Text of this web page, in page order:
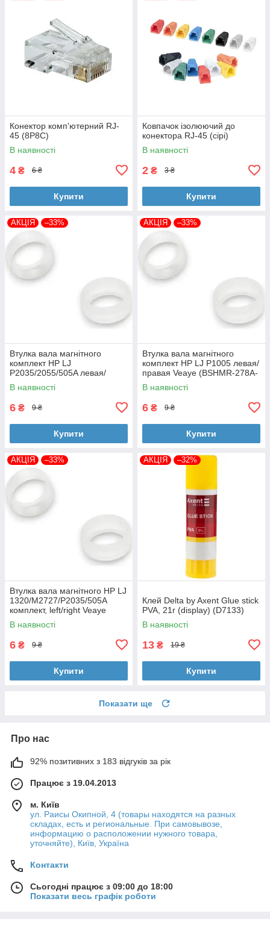
Конектор комп'ютерний RJ-
45 (8P8C)
В наявності
4 ₴ 6 ₴
Купити
Ковпачок ізолюючий до
конектора RJ-45 (сірі)
В наявності
2 ₴ 3 ₴
Купити
АКЦІЯ –33%
Втулка вала магнітного
комплект HP LJ
P2035/2055/505A левая/
правая Veaye (BSHMR-505A-
VE)
В наявності
6 ₴ 9 ₴
Купити
АКЦІЯ –33%
Втулка вала магнітного
комплект HP LJ P1005 левая/
правая Veaye (BSHMR-278A-
VE)
В наявності
6 ₴ 9 ₴
Купити
АКЦІЯ –33%
Втулка вала магнітного HP LJ
1320/M2727/P2035/505A
комплект, left/right Veaye
(BSHMR-505U-VE)
В наявності
6 ₴ 9 ₴
Купити
АКЦІЯ –32%
Клей Delta by Axent Glue stick
PVA, 21г (display) (D7133)
В наявності
13 ₴ 19 ₴
Купити
Показати ще
Про нас
92% позитивних з 183 відгуків за рік
Працює з 19.04.2013
м. Київ
ул. Раисы Окипной, 4 (товары находятся на разных
складах, есть и региональные. При самовывозе,
информацию о расположении нужного товара,
уточняйте), Київ, Україна
Контакти
Сьогодні працює з 09:00 до 18:00
Показати весь графік роботи